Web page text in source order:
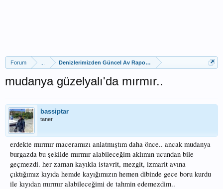
Forum Denizlerimizden Güncel Av Raporları
mudanya güzelyalı'da mırmır..
bassiptar
taner
erdekte mırmır maceramızı anlatmıştım daha önce.. ancak mudanya
burgazda bu şekilde mırmır alabileceğim aklımın ucundan bile
geçmezdi. her zaman kayıkla istavrit, mezgit, izmarit avına
çıktığımız kıyıda hemde kayığımızın hemen dibinde gece boru kurdu
ile kıyıdan mırmır alabileceğimi de tahmin edemezdim..